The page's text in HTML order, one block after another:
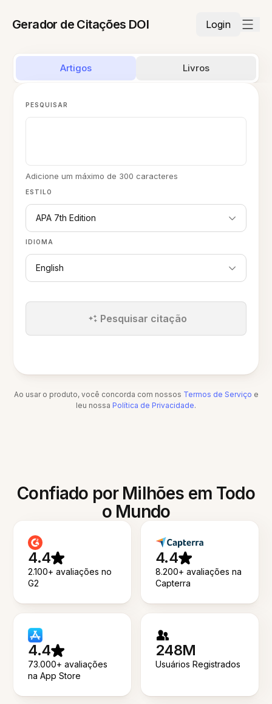
Gerador de Citações DOI Login
Artigos Livros
ESTILO
APA 7th Edition
IDIOMA
English
PESQUISAR
Adicione um máximo de 300 caracteres
Pesquisar citação
Ao usar o produto, você concorda com nossos Termos de Serviço e
leu nossa Política de Privacidade.
Confiado por Milhões em Todo
o Mundo
4.4
2.100+ avaliações no
G2
4.4
8.200+ avaliações na
Capterra
4.4
73.000+ avaliações
na App Store
248M
Usuários Registrados